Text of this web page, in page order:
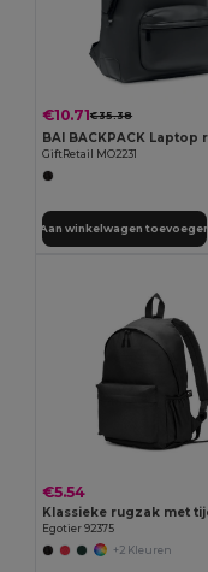
€10.71€35.38
GiftRetail MO2231
Aan winkelwagen toevoegen
€5.54
Egotier 92375
+2 Kleuren